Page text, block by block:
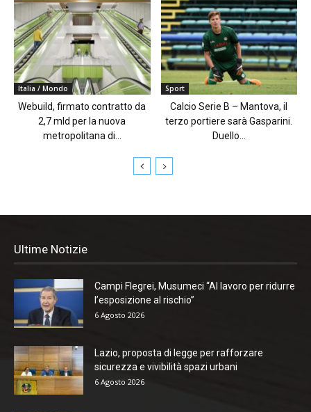
Italia / Mondo
Webuild, firmato contratto da
2,7 mld per la nuova
metropolitana di...
Sport
Calcio Serie B – Mantova, il
terzo portiere sarà Gasparini.
Duello...
Ultime Notizie
Campi Flegrei, Musumeci “Al lavoro per ridurre
l’esposizione al rischio”
6 Agosto 2026
Lazio, proposta di legge per rafforzare
sicurezza e vivibilità spazi urbani
6 Agosto 2026